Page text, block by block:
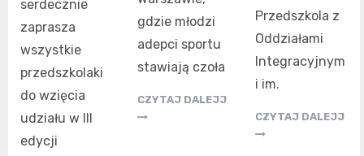
serdecznie
zaprasza
wszystkie
przedszkolaki
do wzięcia
udziału w III
edycji
gdzie młodzi
adepci sportu
stawiają czoła
CZYTAJ DALEJJ
Przedszkola z
Oddziałami
Integracyjnym
i im.
CZYTAJ DALEJJ